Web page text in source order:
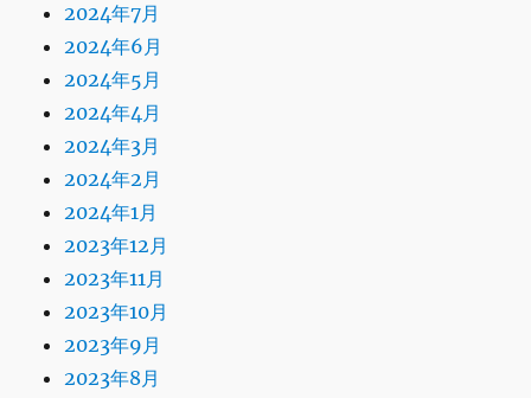
2024年7月
2024年6月
2024年5月
2024年4月
2024年3月
2024年2月
2024年1月
2023年12月
2023年11月
2023年10月
2023年9月
2023年8月